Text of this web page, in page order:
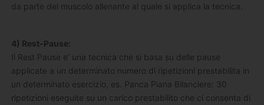
da parte del muscolo allenante al quale si applica la tecnica.
4) Rest-Pause:
Il Rest Pause e’ una tecnica che si basa su delle pause
applicate a un determinato numero di ripetizioni prestabilita in
un determinato esercizio, es. Panca Piana Bilanciere: 30
ripetizioni eseguite su un carico prestabilito che ci consenta di